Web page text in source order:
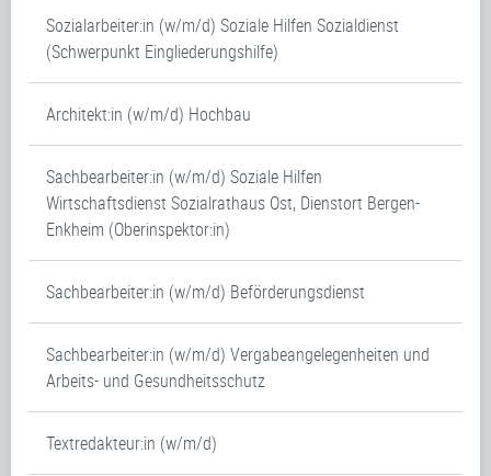
Sozialarbeiter:in (w/m/d) Soziale Hilfen Sozialdienst
(Schwerpunkt Eingliederungshilfe)
Architekt:in (w/m/d) Hochbau
Sachbearbeiter:in (w/m/d) Soziale Hilfen
Wirtschaftsdienst Sozialrathaus Ost, Dienstort Bergen-
Enkheim (Oberinspektor:in)
Sachbearbeiter:in (w/m/d) Beförderungsdienst
Sachbearbeiter:in (w/m/d) Vergabeangelegenheiten und
Arbeits- und Gesundheitsschutz
Textredakteur:in (w/m/d)